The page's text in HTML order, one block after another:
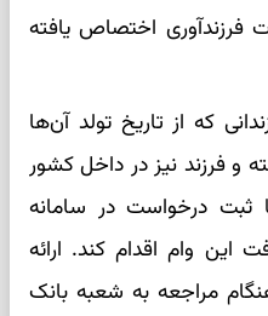
فرزندآوری اختصاص یافته
که از تاریخ تولد آن‌ها
فرزند نیز در داخل کشور
ثبت درخواست در سامانه
این وام اقدام کند. ارائه
مراجعه به شعبه بانک